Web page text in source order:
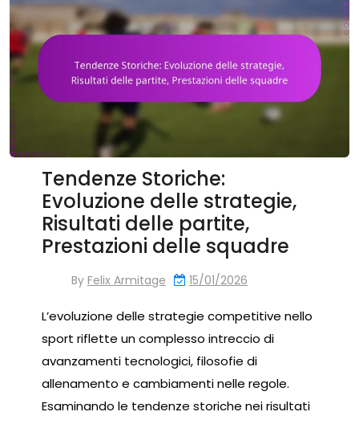
Tendenze Storiche:
Evoluzione delle strategie,
Risultati delle partite,
Prestazioni delle squadre
By Felix Armitage 15/01/2026
L’evoluzione delle strategie competitive nello
sport riflette un complesso intreccio di
avanzamenti tecnologici, filosofie di
allenamento e cambiamenti nelle regole.
Esaminando le tendenze storiche nei risultati